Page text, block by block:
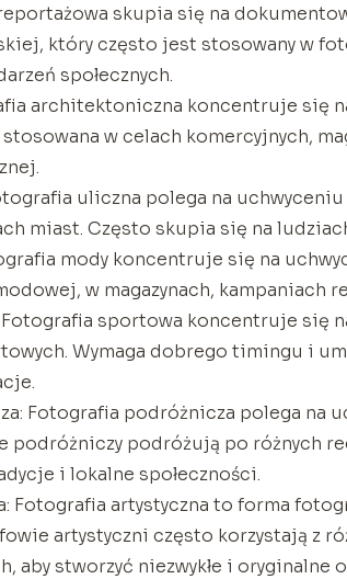
skupia się na
który często jest stosowany w
społecznych.
architektoniczna koncentruje się
w celach komercyjnych,
uliczna polega na
miast. Często skupia się na
mody koncentruje się na
w magazynach, kampaniach
sportowa koncentruje się
Wymaga dobrego timingu i
Fotografia podróżnicza polega na
podróżniczy podróżują po różnych
i lokalne społeczności.
Fotografia artystyczna to forma
artystyczni często korzystają z
aby stworzyć niezwykłe i oryginalne